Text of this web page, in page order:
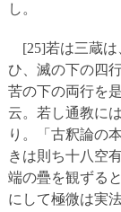
し。
[25]若は三蔵は
ひ、滅の下の四
苦の下の両行を
云。若し通教に
り。「古釈論の
きは則ち十八空
端の疊を観ずる
にして極微は実